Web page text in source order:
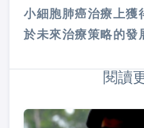
小細胞肺癌治療上獲
於未來治療策略的發
閱讀